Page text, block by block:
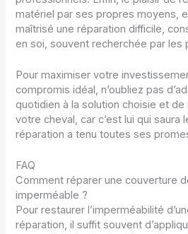
matériel par ses propres moyens,
maîtrisé une réparation difficile,
en soi, souvent recherchée par les
Pour maximiser votre
compromis idéal, n’oubliez pas
quotidien à la solution choisie et de
votre cheval, car c’est lui qui saura
réparation a tenu toutes ses
FAQ
Comment réparer une couverture
imperméable ?
Pour restaurer l’imperméabilité
réparation, il suffit souvent